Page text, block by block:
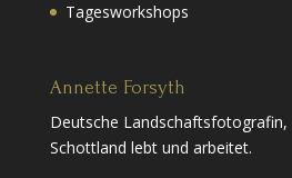
Tagesworkshops
Annette Forsyth
Deutsche Landschaftsfotografin,
Schottland lebt und arbeitet.